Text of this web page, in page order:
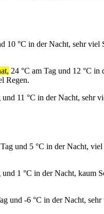
10 °C in der Nacht, sehr viel
24 °C am Tag und 12 °C in
Regen.
und 11 °C in der Nacht, sehr
und 5 °C in der Nacht, viel
und 1 °C in der Nacht, kaum
und -6 °C in der Nacht,